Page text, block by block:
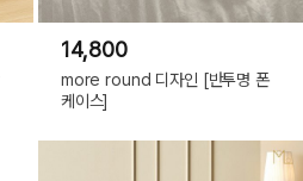
14,800
more round 디자인 [반투명 폰
케이스]